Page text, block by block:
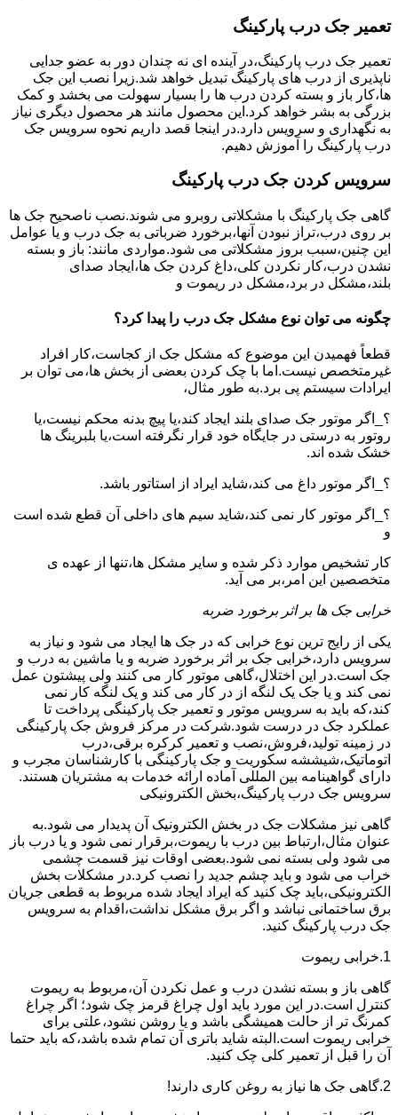
تعمیر جک درب پارکینگ
تعمیر جک درب پارکینگ،در آینده ای نه چندان دور به عضو جدایی
ناپذیری از درب های پارکینگ تبدیل خواهد شد.زیرا نصب این جک
ها،کار باز و بسته کردن درب ها را بسیار سهولت می بخشد و کمک
بزرگی به بشر خواهد کرد.این محصول مانند هر محصول دیگری نیاز
به نگهداری و سرویس دارد.در اینجا قصد داریم نحوه سرویس جک
درب پارکینگ را آموزش دهیم.
سرویس کردن جک درب پارکینگ
گاهی جک پارکینگ با مشکلاتی روبرو می شوند.نصب ناصحیح جک ها
بر روی درب،تراز نبودن آنها،برخورد ضرباتی به جک درب و یا عوامل
این چنین،سبب بروز مشکلاتی می شود.مواردی مانند: باز و بسته
نشدن درب،کار نکردن کلی،داغ کردن جک ها،ایجاد صدای
بلند،مشکل در برد،مشکل در ریموت و
چگونه می توان نوع مشکل جک درب را پیدا کرد؟
قطعاً فهمیدن این موضوع که مشکل جک از کجاست،کار افراد
غیرمتخصص نیست.اما با چک کردن بعضی از بخش ها،می توان بر
ایرادات سیستم پی برد.به طور مثال،
؟_اگر موتور جک صدای بلند ایجاد کند،یا پیچ بدنه محکم نیست،یا
روتور به درستی در جایگاه خود قرار نگرفته است،یا بلبرینگ ها
خشک شده اند.
؟_اگر موتور داغ می کند،شاید ایراد از استاتور باشد.
؟_اگر موتور کار نمی کند،شاید سیم های داخلی آن قطع شده است
و
کار تشخیص موارد ذکر شده و سایر مشکل ها،تنها از عهده ی
متخصصین این امر،بر می آید.
خرابی جک ها بر اثر برخورد ضربه
یکی از رایج ترین نوع خرابی که در جک ها ایجاد می شود و نیاز به
سرویس دارد،خرابی جک بر اثر برخورد ضربه و یا ماشین به درب و
جک است.در این اختلال،گاهی موتور کار می کنند ولی پیشتون عمل
نمی کند و یا جک یک لنگه از در کار می کند و یک لنگه کار نمی
کند،که باید به سرویس موتور و تعمیر جک پارکینگی پرداخت تا
عملکرد جک در درست شود.شرکت در مرکز فروش جک پارکینگی
در زمینه تولید،فروش،نصب و تعمیر کرکره برقی،درب
اتوماتیک،شیششه سکوریت و جک پارکینگی با کارشناسان مجرب و
دارای گواهینامه بین المللی آماده ارائه خدمات به مشتریان هستند.
سرویس جک درب پارکینگ،بخش الکترونیکی
گاهی نیز مشکلات جک در بخش الکترونیک آن پدیدار می شود.به
عنوان مثال،ارتباط بین درب با ریموت،برقرار نمی شود و یا درب باز
می شود ولی بسته نمی شود.بعضی اوقات نیز قسمت چشمی
خراب می شود و باید چشم جدید را نصب کرد.در مشکلات بخش
الکترونیکی،باید چک کنید که ایراد ایجاد شده مربوط به قطعی جریان
برق ساختمانی نباشد و اگر برق مشکل نداشت،اقدام به سرویس
جک درب پارکینگ کنید.
1.خرابی ریموت
گاهی باز و بسته نشدن درب و عمل نکردن آن،مربوط به ریموت
کنترل است.در این مورد باید اول چراغ قرمز چک شود؛ اگر چراغ
کمرنگ تر از حالت همیشگی باشد و یا روشن نشود،علتی برای
خرابی ریموت است.البته شاید باتری آن تمام شده باشد،که باید حتما
آن را قبل از تعمیر کلی چک کنید.
2.گاهی جک ها نیاز به روغن کاری دارند!